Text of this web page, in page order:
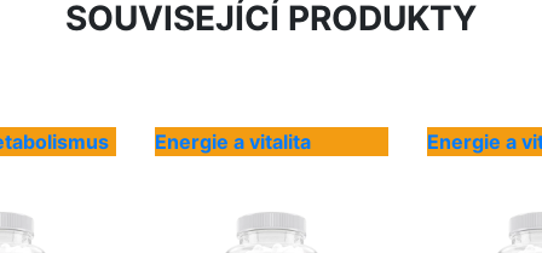
SOUVISEJÍCÍ PRODUKTY
Energie a vitalita Energie a